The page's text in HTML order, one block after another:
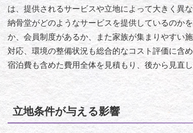
は、提供されるサービスや立地によって大きく異
納骨堂がどのようなサービスを提供しているのか
か、会員制度があるか、また家族が集まりやすい
対応、環境の整備状況も総合的なコスト評価に含
宿泊費も含めた費用全体を見積もり、後から見直
立地条件が与える影響